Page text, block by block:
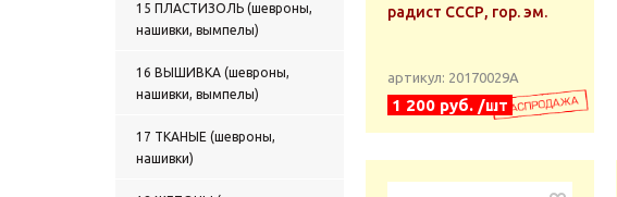
15 ПЛАСТИЗОЛЬ (шевроны,
нашивки, вымпелы)
16 ВЫШИВКА (шевроны,
нашивки, вымпелы)
17 ТКАНЫЕ (шевроны,
нашивки)
радист СССР, гор. эм.
артикул: 20170029А
1 200 руб. /шт